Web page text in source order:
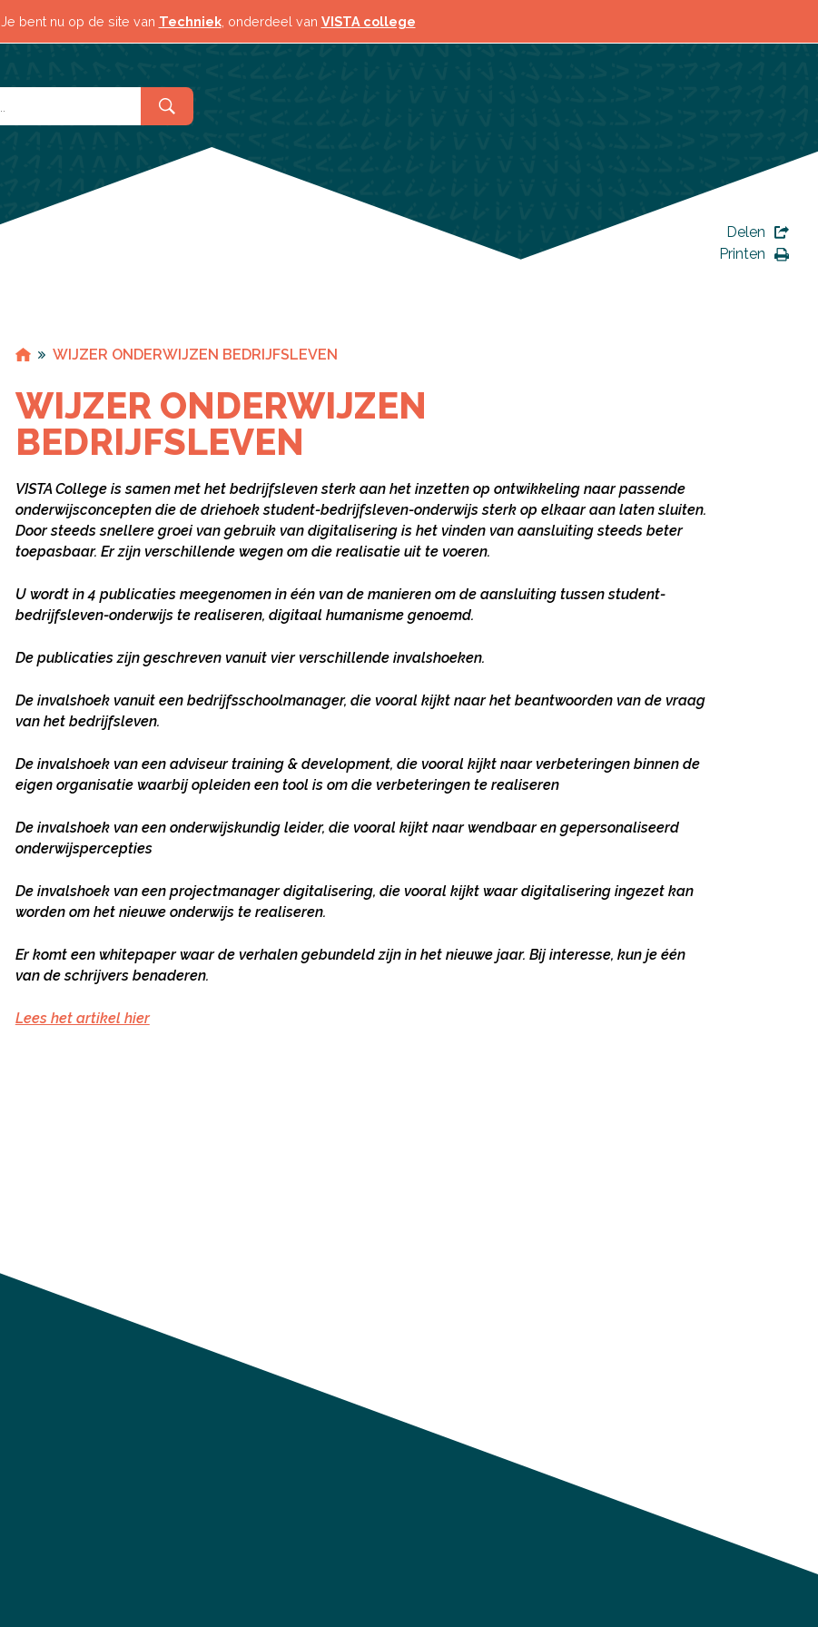
Je bent nu op de site van Techniek, onderdeel van VISTA college
Delen
Printen
WIJZER ONDERWIJZEN BEDRIJFSLEVEN
WIJZER ONDERWIJZEN
BEDRIJFSLEVEN
VISTA College is samen met het bedrijfsleven sterk aan het inzetten op ontwikkeling naar passende
onderwijsconcepten die de driehoek student-bedrijfsleven-onderwijs sterk op elkaar aan laten sluiten.
Door steeds snellere groei van gebruik van digitalisering is het vinden van aansluiting steeds beter
toepasbaar. Er zijn verschillende wegen om die realisatie uit te voeren.
U wordt in 4 publicaties meegenomen in één van de manieren om de aansluiting tussen student-
bedrijfsleven-onderwijs te realiseren, digitaal humanisme genoemd.
De publicaties zijn geschreven vanuit vier verschillende invalshoeken.
De invalshoek vanuit een bedrijfsschoolmanager, die vooral kijkt naar het beantwoorden van de vraag
van het bedrijfsleven.
De invalshoek van een adviseur training & development, die vooral kijkt naar verbeteringen binnen de
eigen organisatie waarbij opleiden een tool is om die verbeteringen te realiseren
De invalshoek van een onderwijskundig leider, die vooral kijkt naar wendbaar en gepersonaliseerd
onderwijspercepties
De invalshoek van een projectmanager digitalisering, die vooral kijkt waar digitalisering ingezet kan
worden om het nieuwe onderwijs te realiseren.
Er komt een whitepaper waar de verhalen gebundeld zijn in het nieuwe jaar. Bij interesse, kun je één
van de schrijvers benaderen.
Lees het artikel hier